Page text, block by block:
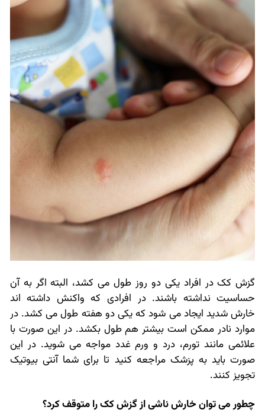
گزش کک در افراد یکی دو روز طول می کشد، البته اگر به آن
حساسیت نداشته باشند. در افرادی که واکنش داشته اند
خارش شدید ایجاد می شود که یکی دو هفته طول می کشد. در
موارد نادر ممکن است بیشتر هم طول بکشد. در این صورت با
علائمی مانند تورم، درد و ورم غدد مواجه می شوید. در این
صورت باید به پزشک مراجعه کنید تا برای شما آنتی بیوتیک
تجویز کنند.
چطور می توان خارش ناشی از گزش کک را متوقف کرد؟